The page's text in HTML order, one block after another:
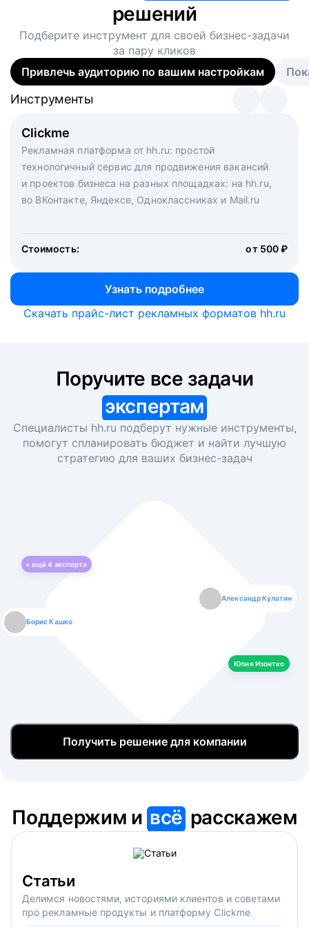
решений
Подберите инструмент для своей бизнес-задачи
за пару кликов
Привлечь аудиторию по вашим настройкам
Clickme
Рекламная платформа от hh.ru: простой
технологичный сервис для продвижения вакансий
и проектов бизнеса на разных площадках: на hh.ru,
во ВКонтакте, Яндексе, Одноклассниках и Mail.ru
Стоимость: от 500 ₽
Узнать подробнее
Инструменты
Вакансия дня
Рекламный формат для вакансий на главной странице
hh.ru. Увеличивает количество откликов
Инструменты
Массовый подбор под ключ. Решите, сколько
кандидатов и когда вам нужно, и за дело возьмутся
маркетологи, рекрутеры и проектные менеджеры
hh.ru с целым набором digital-инструментов
Инструменты
Скачать прайс-лист рекламных форматов hh.ru
экспертам
Специалисты hh.ru подберут нужные инструменты,
помогут спланировать бюджет и найти лучшую
стратегию для ваших бизнес-задач
+ ещё4 эксперта
Борис Кашко
Александр Кулагин
Юлия Изоитко
Юлия Изоитко
Даниил Макаров
Александр Кулагин
Екатерина Лазаренко
Даниил Макаров
Борис Кашко
Екатерина Лазаренко
Юлия Изоитко
Получить решение для компании
Поддержим ивсё расскажем
Статьи
Делимся новостями, историями клиентов и советами
про рекламные продукты и платформу Clickme